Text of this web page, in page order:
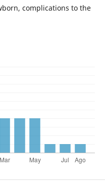
complications to the